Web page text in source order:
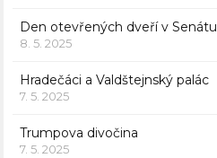
Den otevřených dveří v Senátu
8. 5. 2025
Hradečáci a Valdštejnský palác
7. 5. 2025
Trumpova divočina
7. 5. 2025